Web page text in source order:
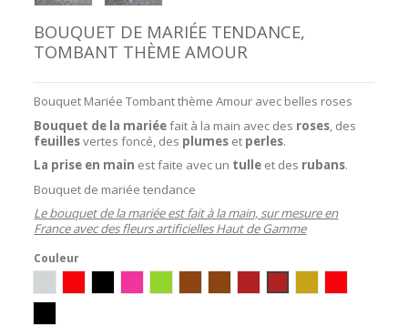
BOUQUET DE MARIÉE TENDANCE,
TOMBANT THÈME AMOUR
Bouquet Mariée Tombant thème Amour avec belles roses
Bouquet de la mariéefait à la main avec des roses , des
feuillesvertes foncé, des plumes et perles.
La prise en main est faite avec un tulle et des rubans.
Bouquet de mariée tendance
Le bouquet de la mariée est fait à la main, sur mesure en
France avec des fleurs artificielles Haut de Gamme
Couleur